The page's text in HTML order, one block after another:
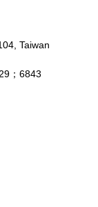
Taiwan
；6843